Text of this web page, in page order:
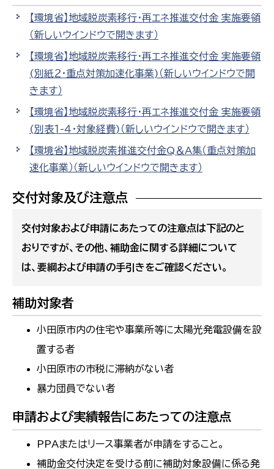
【環境省】地域脱炭素移行・再エネ推進交付金 実施要領
（新しいウインドウで開きます）
【環境省】地域脱炭素移行・再エネ推進交付金 実施要領
(別紙２・重点対策加速化事業) （新しいウインドウで開
きます）
【環境省】地域脱炭素移行・再エネ推進交付金 実施要領
(別表１-４・対象経費) （新しいウインドウで開きます）
【環境省】地域脱炭素推進交付金Q＆A集（重点対策加
速化事業） （新しいウインドウで開きます）
交付対象及び注意点
交付対象および申請にあたっての注意点は下記のと
おりですが、その他、補助金に関する詳細について
は、要綱および申請の手引きをご確認ください。
補助対象者
小田原市内の住宅や事業所等に太陽光発電設備を設
置する者
小田原市の市税に滞納がない者
暴力団員でない者​​​​
申請および実績報告にあたっての注意点
PPAまたはリース事業者が申請をすること。
補助金交付決定を受ける前に補助対象設備に係る発